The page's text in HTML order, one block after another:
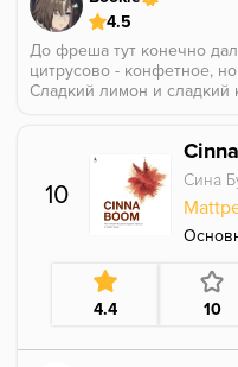
4.5
До фреша тут конечно
цитрусово - конфетное,
Сладкий лимон и сладкий
10 Сина
4.4 10